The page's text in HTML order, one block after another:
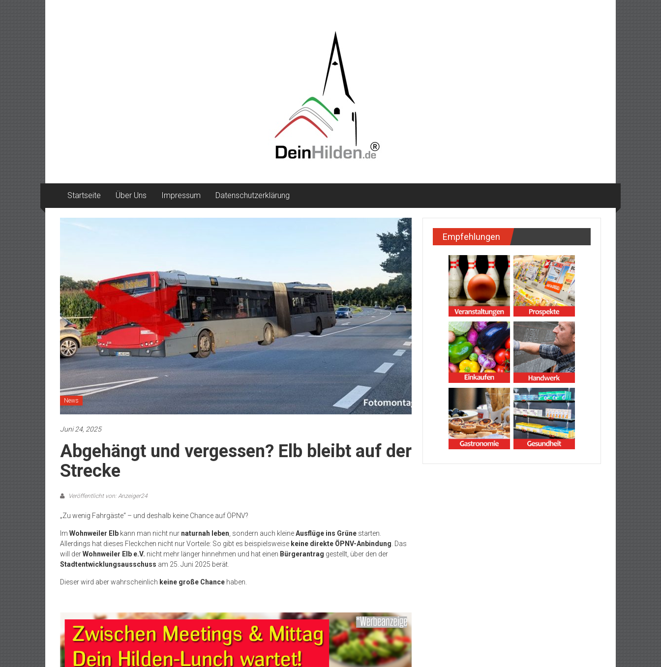
Startseite Über Uns Impressum Datenschutzerklärung
News
Juni 24, 2025
Abgehängt und vergessen? Elb bleibt auf der
Strecke
Veröffentlicht von: Anzeiger24
„Zu wenig Fahrgäste“ – und deshalb keine Chance auf ÖPNV?
Im Wohnweiler Elb kann man nicht nur naturnah leben , sondern auch kleineAusflüge ins Grüne starten.
Allerdings hat dieses Fleckchen nicht nur Vorteile: So gibt es beispielsweise keine direkte ÖPNV-Anbindung . Das
will derWohnweiler Elb e.V. nicht mehr länger hinnehmen und hat einen Bürgerantrag gestellt, über den der
Stadtentwicklungsausschuss am 25. Juni 2025 berät.
Dieser wird aber wahrscheinlich keine große Chance haben.
Empfehlungen